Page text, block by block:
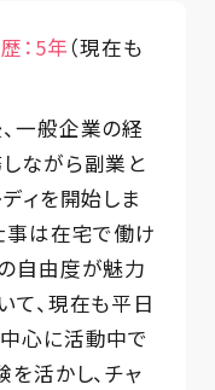
：5年（現在も
一般企業の経
ながら副業と
ディを開始しま
事は在宅で働け
自由度が魅力
て、現在も平日
心に活動中で
を活かし、チャ